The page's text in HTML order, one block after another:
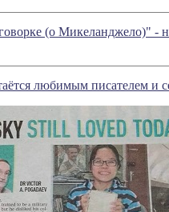
(о Микеланджело)" -
любимым писателем и